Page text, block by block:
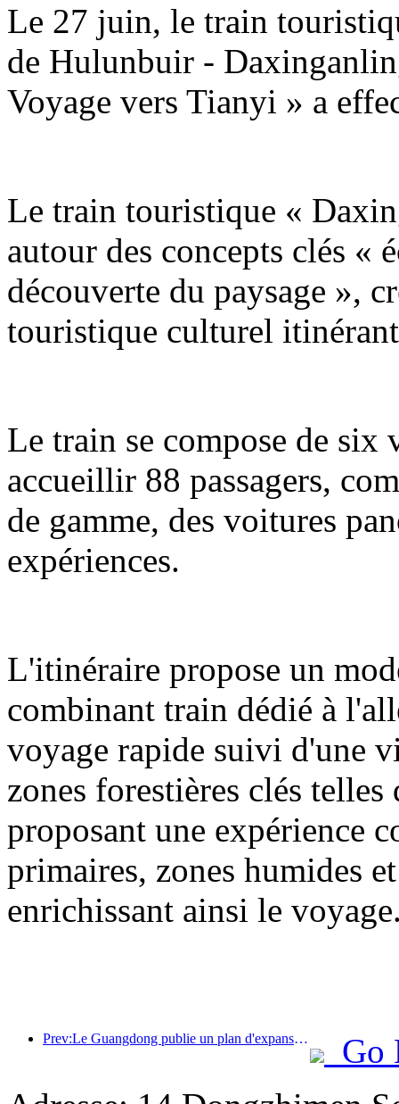
Le 27 juin, le train
de Hulunbuir -
Voyage vers Tianyi » a
Le train touristique «
autour des concepts clés «
découverte du paysage »,
touristique culturel
Le train se compose de six
accueillir 88 passagers,
de gamme, des voitures
expériences.
L'itinéraire propose un
combinant train dédié à
voyage rapide suivi d'une
zones forestières clés
proposant une expérience
primaires, zones humides
enrichissant ainsi le
Prev:Le Guangdong publie un plan d'expansion des capacités du secteur des services pour faire de la région de la Grande Baie une destination touristique de classe mondiale.
Go